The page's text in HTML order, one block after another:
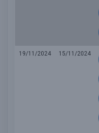
19/11/2024
15/11/2024